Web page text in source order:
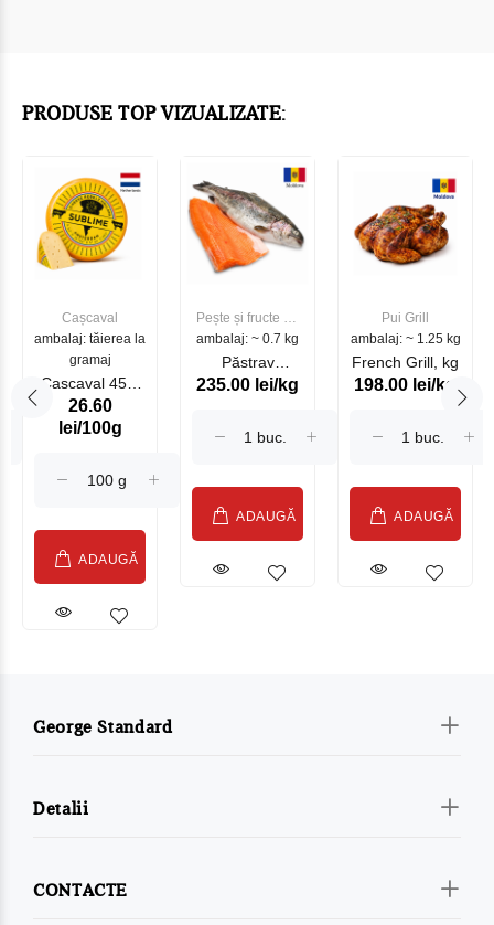
PRODUSE TOP VIZUALIZATE:
Cașcaval
ambalaj: tăierea la
gramaj
Cascaval 45%
Maasdam
Sublime Cow
26.60
lei/100g
ADAUGĂ
Pește și fructe de
mare
ambalaj: ~ 0.7 kg
Păstrav
Somonat
235.00 lei/kg
ADAUGĂ
Pui Grill
ambalaj: ~ 1.25 kg
French Grill, kg
198.00 lei/kg
ADAUGĂ
George Standard
Detalii
CONTACTE